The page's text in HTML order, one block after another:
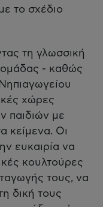
το σχέδιο
τη γλωσσική
ομάδας - καθώς
χώρες
παιδιών με
κείμενα. Οι
ευκαιρία να
κουλτούρες
τους, να
δική τους